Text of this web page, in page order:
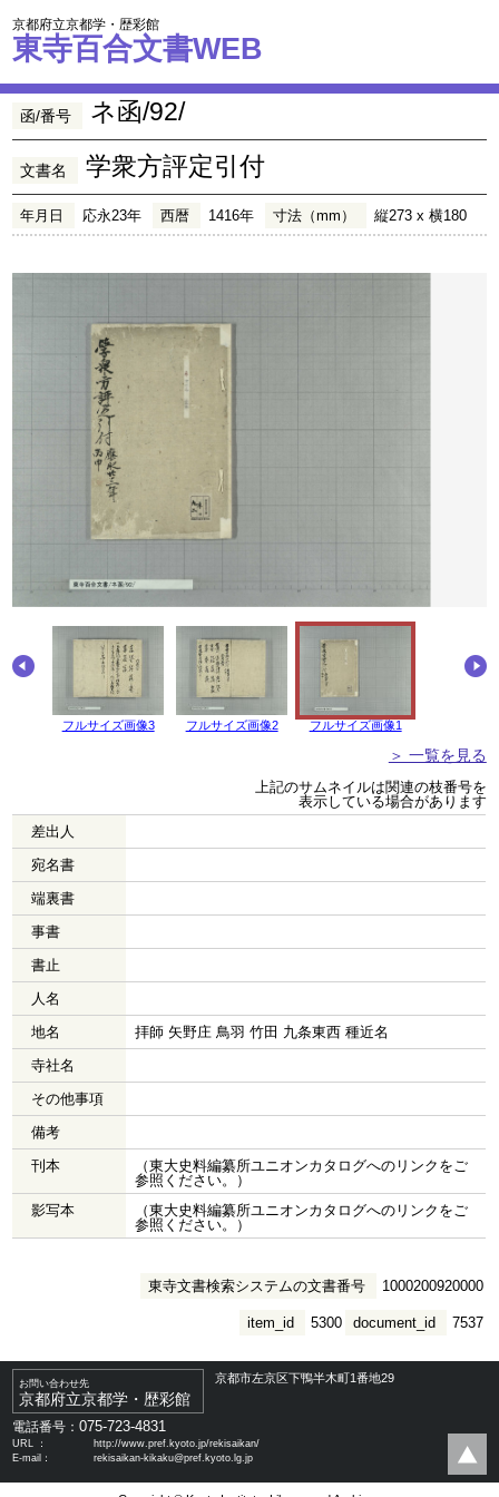
京都府立京都学・歴彩館
東寺百合文書WEB
函/番号 ネ函/92/
文書名 学衆方評定引付
年月日 応永23年 西暦 1416年 寸法（mm） 縦273 x 横180
フルサイズ画像3 フルサイズ画像2 フルサイズ画像1
＞ 一覧を見る
上記のサムネイルは関連の枝番号を
表示している場合があります
差出人
宛名書
端裏書
事書
書止
人名
地名
拝師 矢野庄 鳥羽 竹田 九条東西 種近名
寺社名
その他事項
備考
刊本
（東大史料編纂所ユニオンカタログへのリンクをご
参照ください。）
影写本
（東大史料編纂所ユニオンカタログへのリンクをご
参照ください。）
東寺文書検索システムの文書番号 1000200920000
document_id 7537
item_id 5300
お問い合わせ先
京都府立京都学・歴彩館
京都市左京区下鴨半木町1番地29
電話番号：075-723-4831
URL ：
http://www.pref.kyoto.jp/rekisaikan/
E-mail：
rekisaikan-kikaku@pref.kyoto.lg.jp